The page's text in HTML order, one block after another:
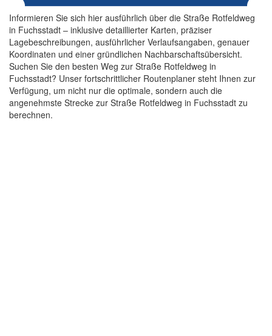
Informieren Sie sich hier ausführlich über die Straße Rotfeldweg
in Fuchsstadt – inklusive detaillierter Karten, präziser
Lagebeschreibungen, ausführlicher Verlaufsangaben, genauer
Koordinaten und einer gründlichen Nachbarschaftsübersicht.
Suchen Sie den besten Weg zur Straße Rotfeldweg in
Fuchsstadt? Unser fortschrittlicher Routenplaner steht Ihnen zur
Verfügung, um nicht nur die optimale, sondern auch die
angenehmste Strecke zur Straße Rotfeldweg in Fuchsstadt zu
berechnen.